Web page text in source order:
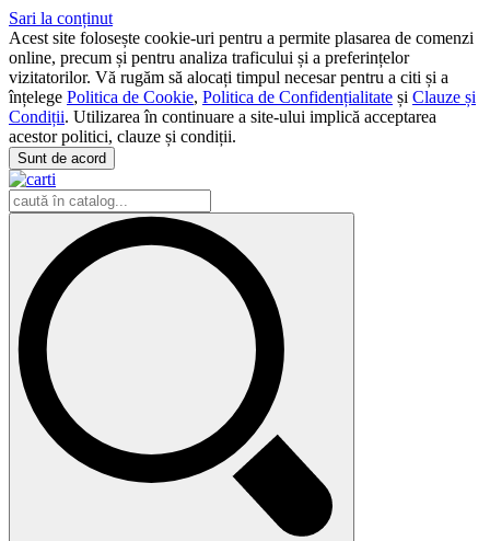
Sari la conținut
Acest site folosește cookie-uri pentru a permite plasarea de comenzi
online, precum și pentru analiza traficului și a preferințelor
vizitatorilor. Vă rugăm să alocați timpul necesar pentru a citi și a
înțelege Politica de Cookie, Politica de Confidențialitate și Clauze și
Condiții. Utilizarea în continuare a site-ului implică acceptarea
acestor politici, clauze și condiții.
Sunt de acord